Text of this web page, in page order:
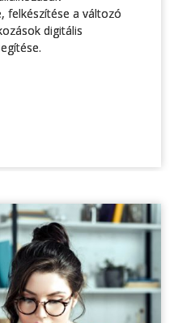
felkészítése a változó
digitális